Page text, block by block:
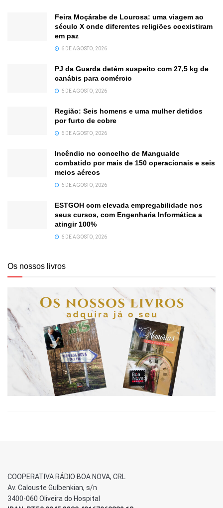
Feira Moçárabe de Lourosa: uma viagem ao
século X onde diferentes religiões coexistiram
em paz
6 DE AGOSTO, 2026
PJ da Guarda detém suspeito com 27,5 kg de
canábis para comércio
6 DE AGOSTO, 2026
Região: Seis homens e uma mulher detidos
por furto de cobre
6 DE AGOSTO, 2026
Incêndio no concelho de Mangualde
combatido por mais de 150 operacionais e seis
meios aéreos
6 DE AGOSTO, 2026
ESTGOH com elevada empregabilidade nos
seus cursos, com Engenharia Informática a
atingir 100%
6 DE AGOSTO, 2026
Os nossos livros
COOPERATIVA RÁDIO BOA NOVA, CRL
Av. Calouste Gulbenkian, s/n
3400-060 Oliveira do Hospital